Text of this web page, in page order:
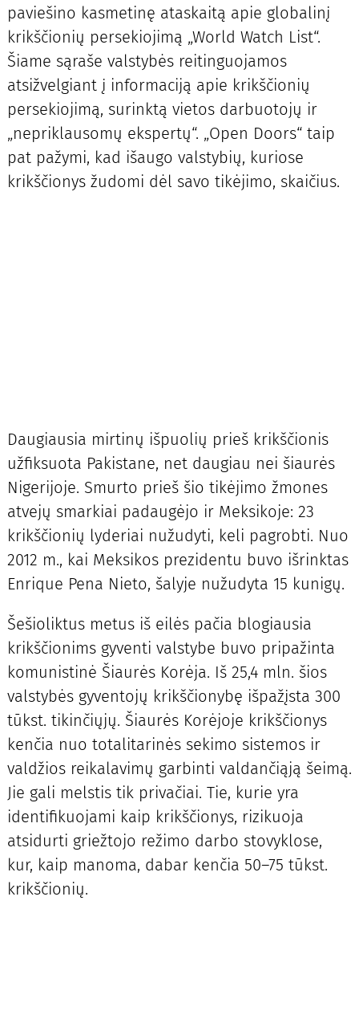
paviešino kasmetinę ataskaitą apie globalinį
krikščionių persekiojimą „World Watch List“.
Šiame sąraše valstybės reitinguojamos
atsižvelgiant į informaciją apie krikščionių
persekiojimą, surinktą vietos darbuotojų ir
„nepriklausomų ekspertų“. „Open Doors“ taip
pat pažymi, kad išaugo valstybių, kuriose
krikščionys žudomi dėl savo tikėjimo, skaičius.
Daugiausia mirtinų išpuolių prieš krikščionis
užfiksuota Pakistane, net daugiau nei šiaurės
Nigerijoje. Smurto prieš šio tikėjimo žmones
atvejų smarkiai padaugėjo ir Meksikoje: 23
krikščionių lyderiai nužudyti, keli pagrobti. Nuo
2012 m., kai Meksikos prezidentu buvo išrinktas
Enrique Pena Nieto, šalyje nužudyta 15 kunigų.
Šešioliktus metus iš eilės pačia blogiausia
krikščionims gyventi valstybe buvo pripažinta
komunistinė Šiaurės Korėja. Iš 25,4 mln. šios
valstybės gyventojų krikščionybę išpažįsta 300
tūkst. tikinčiųjų. Šiaurės Korėjoje krikščionys
kenčia nuo totalitarinės sekimo sistemos ir
valdžios reikalavimų garbinti valdančiąją šeimą.
Jie gali melstis tik privačiai. Tie, kurie yra
identifikuojami kaip krikščionys, rizikuoja
atsidurti griežtojo režimo darbo stovyklose,
kur, kaip manoma, dabar kenčia 50–75 tūkst.
krikščionių.